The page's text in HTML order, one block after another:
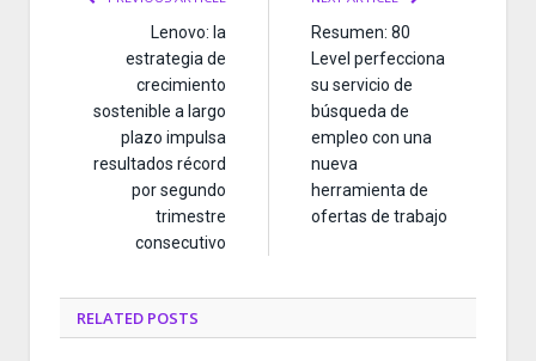
Lenovo: la
estrategia de
crecimiento
sostenible a largo
plazo impulsa
resultados récord
por segundo
trimestre
consecutivo
Resumen: 80
Level perfecciona
su servicio de
búsqueda de
empleo con una
nueva
herramienta de
ofertas de trabajo
RELATED POSTS